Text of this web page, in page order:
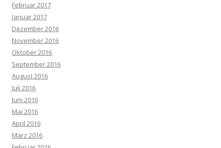
Februar 2017
Januar 2017
Dezember 2016
November 2016
Oktober 2016
September 2016
August 2016
Juli 2016
Juni 2016
Mai 2016
April 2016
März 2016